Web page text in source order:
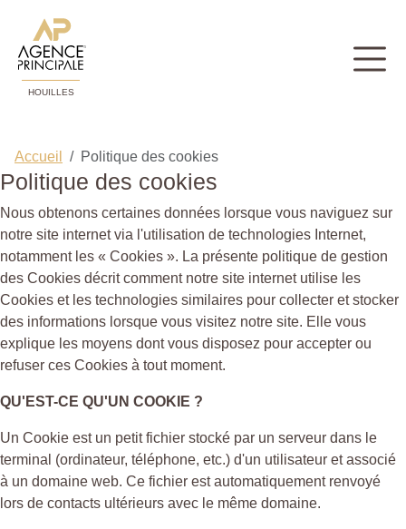
HOUILLES
Accueil Politique des cookies
Politique des cookies
Nous obtenons certaines données lorsque vous naviguez sur
notre site internet via l'utilisation de technologies Internet,
notamment les « Cookies ». La présente politique de gestion
des Cookies décrit comment notre site internet utilise les
Cookies et les technologies similaires pour collecter et stocker
des informations lorsque vous visitez notre site. Elle vous
explique les moyens dont vous disposez pour accepter ou
refuser ces Cookies à tout moment.
QU'EST-CE QU'UN COOKIE ?
Un Cookie est un petit fichier stocké par un serveur dans le
terminal (ordinateur, téléphone, etc.) d'un utilisateur et associé
à un domaine web. Ce fichier est automatiquement renvoyé
lors de contacts ultérieurs avec le même domaine.